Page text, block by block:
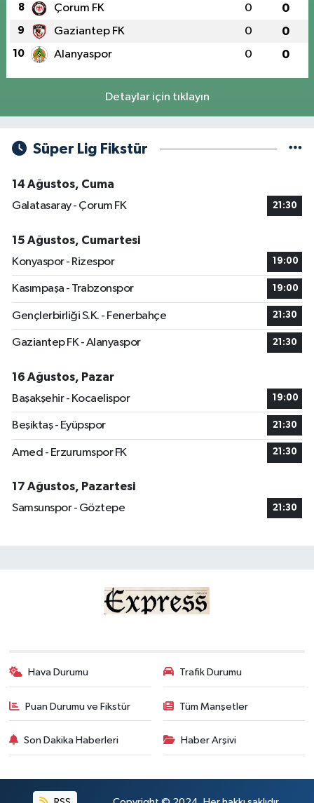
8 Çorum FK 0 0
9 Gaziantep FK 0 0
10 Alanyaspor 0 0
Detaylar için tıklayın
Süper Lig Fikstür
14 Ağustos, Cuma
Galatasaray - Çorum FK
21:30
15 Ağustos, Cumartesi
Konyaspor - Rizespor
19:00
Kasımpaşa - Trabzonspor 19:00
Gençlerbirliği S.K. - Fenerbahçe 21:30
Gaziantep FK - Alanyaspor 21:30
16 Ağustos, Pazar
Başakşehir - Kocaelispor
19:00
Beşiktaş - Eyüpspor 21:30
Amed - Erzurumspor FK 21:30
17 Ağustos, Pazartesi
Samsunspor - Göztepe
21:30
Hava Durumu Trafik Durumu
Puan Durumu ve Fikstür Tüm Manşetler
Son Dakika Haberleri Haber Arşivi